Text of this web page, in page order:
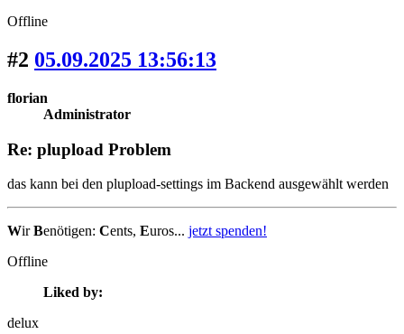
Offline
#2 05.09.2025 13:56:13
florian
Administrator
Re: plupload Problem
das kann bei den plupload-settings im Backend ausgewählt werden
WirBenötigen: Cents, Euros... jetzt spenden!
Offline
Liked by:
delux